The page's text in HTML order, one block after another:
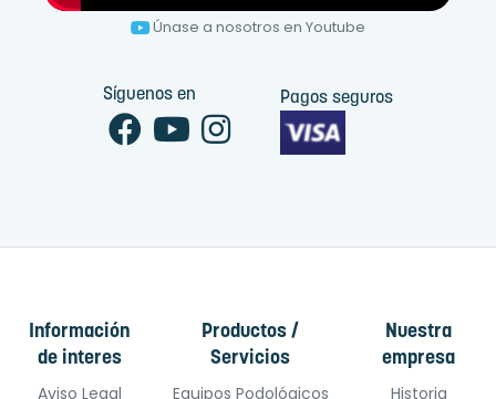
Únase a nosotros en Youtube
Síguenos en Pagos seguros
Información
de interes
Aviso Legal
Productos /
Servicios
Equipos Podológicos
Nuestra
empresa
Historia